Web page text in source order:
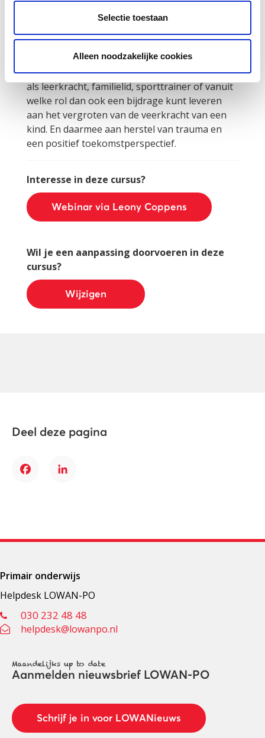
Selectie toestaan
Alleen noodzakelijke cookies
“Iedereen kan het verschil maken. Trauma en
veerkracht bij kinderen” dat recent is
uitgekomen. Het webinar laat zien hoe ook jij
als leerkracht, familielid, sporttrainer of vanuit
welke rol dan ook een bijdrage kunt leveren
aan het vergroten van de veerkracht van een
kind. En daarmee aan herstel van trauma en
een positief toekomstperspectief.
Interesse in deze cursus?
Webinar via Leony Coppens
Wil je een aanpassing doorvoeren in deze
cursus?
Wijzigen
Deel deze pagina
FacebookLinkedIn
Primair onderwijs
Helpdesk LOWAN-PO
030 232 48 48
helpdesk@lowanpo.nl
Maandelijks up to date
Aanmelden nieuwsbrief LOWAN-PO
Schrijf je in voor LOWANieuws